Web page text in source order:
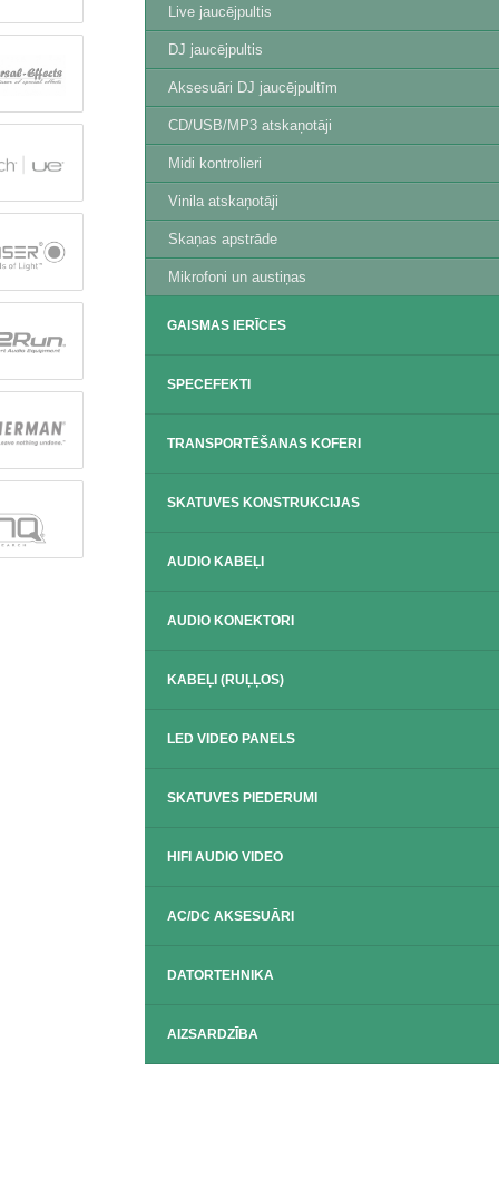
Live jaucējpultis
DJ jaucējpultis
Aksesuāri DJ jaucējpultīm
CD/USB/MP3 atskaņotāji
Midi kontrolieri
Vinila atskaņotāji
Skaņas apstrāde
Mikrofoni un austiņas
GAISMAS IERĪCES
SPECEFEKTI
TRANSPORTĒŠANAS KOFERI
SKATUVES KONSTRUKCIJAS
AUDIO KABEĻI
AUDIO KONEKTORI
KABEĻI (RUĻĻOS)
LED VIDEO PANELS
SKATUVES PIEDERUMI
HIFI AUDIO VIDEO
AC/DC AKSESUĀRI
DATORTEHNIKA
AIZSARDZĪBA